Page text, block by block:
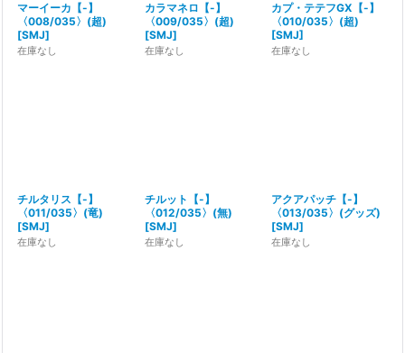
マーイーカ【-】
〈008/035〉(超)
[SMJ]
在庫なし
カラマネロ【-】
〈009/035〉(超)
[SMJ]
在庫なし
カプ・テテフGX【-】
〈010/035〉(超)
[SMJ]
在庫なし
チルタリス【-】
〈011/035〉(竜)
[SMJ]
在庫なし
チルット【-】
〈012/035〉(無)
[SMJ]
在庫なし
アクアパッチ【-】
〈013/035〉(グッズ)
[SMJ]
在庫なし